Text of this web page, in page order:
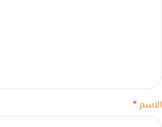
الاسم *